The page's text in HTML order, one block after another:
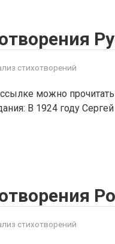
стихотворений
можно
В 1924 году
стихотворений